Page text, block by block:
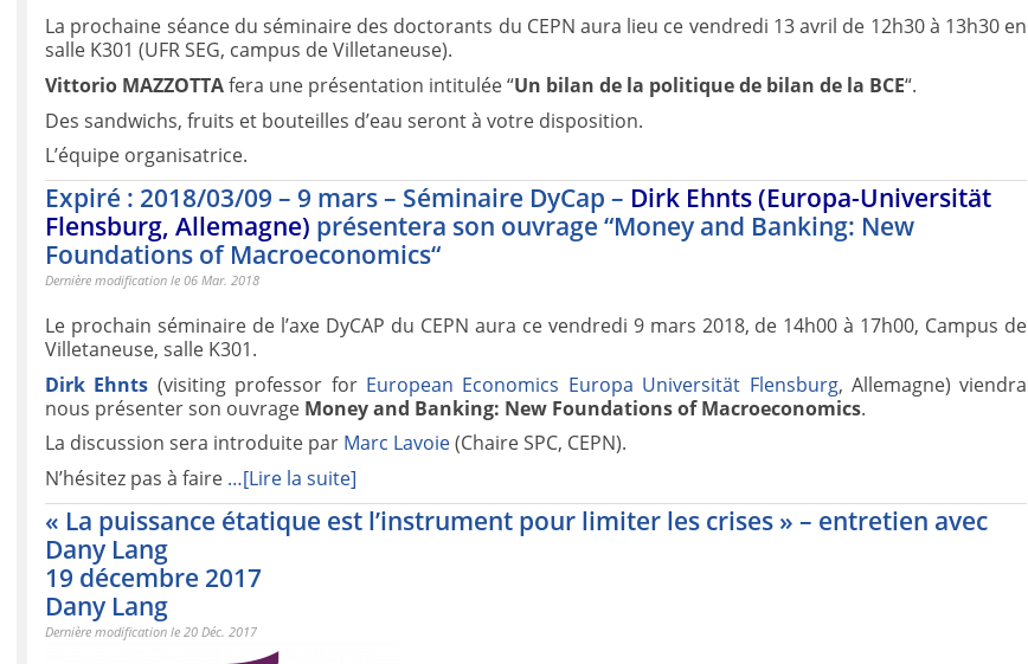
La prochaine séance du séminaire des doctorants du CEPN aura lieu ce vendredi 13 avril de 12h30 à 13h30 en
salle K301 (UFR SEG, campus de Villetaneuse).
Vittorio MAZZOTTAfera une présentation intitulée “Un bilan de la politique de bilan de la BCE“.
Des sandwichs, fruits et bouteilles d’eau seront à votre disposition.
L’équipe organisatrice.
Expiré : 2018/03/09 – 9 mars – Séminaire DyCap – Dirk Ehnts (Europa-Universität
Flensburg, Allemagne) présentera son ouvrage “Money and Banking: New
Foundations of Macroeconomics“
Dernière modification le 06 Mar. 2018
Le prochain séminaire de l’axe DyCAP du CEPN aura ce vendredi 9 mars 2018, de 14h00 à 17h00, Campus de
Villetaneuse, salle K301.
Dirk Ehnts (visiting professor for European Economics Europa Universität Flensburg, Allemagne) viendra
nous présenter son ouvrage Money and Banking: New Foundations of Macroeconomics.
La discussion sera introduite par Marc Lavoie(Chaire SPC, CEPN).
N’hésitez pas à faire …[Lire la suite]
« La puissance étatique est l’instrument pour limiter les crises » – entretien avec
Dany Lang
19 décembre 2017
Dany Lang
Dernière modification le 20 Déc. 2017